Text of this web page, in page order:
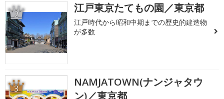
2 江戸東京たてもの園／東京都
江戸時代から昭和中期までの歴史的建造物
が多数
3
NAMJATOWN(ナンジャタウ
ン)／東京都